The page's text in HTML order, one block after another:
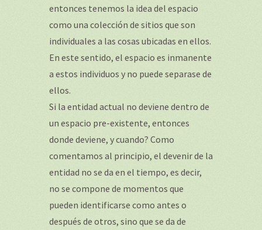
entonces tenemos la idea del espacio
como una colección de sitios que son
individuales a las cosas ubicadas en ellos.
En este sentido, el espacio es inmanente
a estos individuos y no puede separase de
ellos.
Si la entidad actual no deviene dentro de
un espacio pre-existente, entonces
donde deviene, y cuando? Como
comentamos al principio, el devenir de la
entidad no se da en el tiempo, es decir,
no se compone de momentos que
pueden identificarse como antes o
después de otros, sino que se da de